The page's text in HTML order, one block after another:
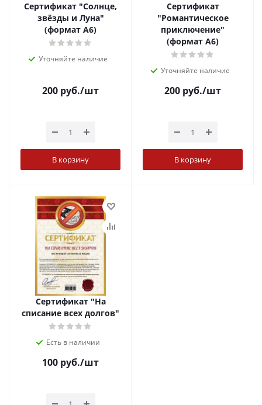
Сертификат "Солнце,
звёзды и Луна"
(формат А6)
Уточняйте наличие
200 руб./шт
В корзину
Сертификат
"Романтическое
приключение"
(формат А6)
Уточняйте наличие
200 руб./шт
В корзину
Сертификат "На
списание всех долгов"
Есть в наличии
100 руб./шт